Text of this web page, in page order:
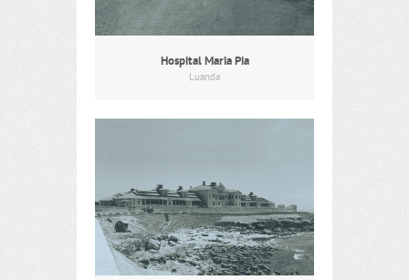
Hospital Maria Pia
Luanda